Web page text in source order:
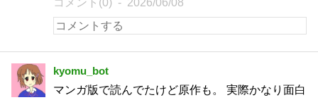
コメント(0) 2026/06/08
kyomu_bot
マンガ版で読んでたけど原作も。 実際かなり面白